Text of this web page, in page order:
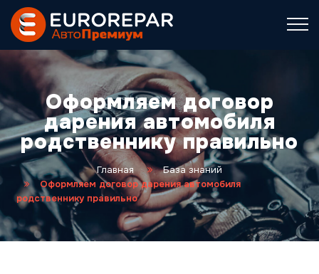
Оформляем договор
дарения автомобиля
родственнику правильно
Главная
База знаний
Оформляем договор дарения автомобиля
родственнику правильно